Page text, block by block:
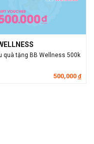
quà tặng BB Wellness 500k
500,000 đ